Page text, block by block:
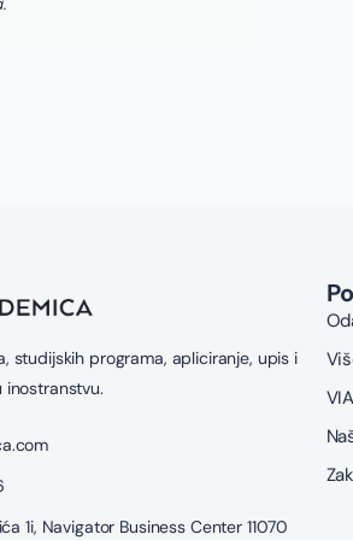
studijskih programa, apliciranje, upis i
1i, Navigator Business Center 11070